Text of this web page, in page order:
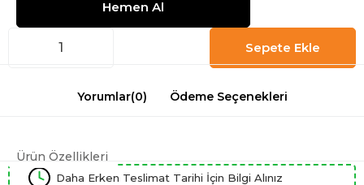
Yorumlar(0) Ödeme Seçenekleri
Ürün Özellikleri
Daha Erken Teslimat Tarihi İçin Bilgi Alınız